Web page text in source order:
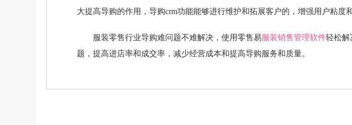
大提高导购的作用，导购crm功能能够进行维护和拓展客户的，增强用户粘度
服装零售行业导购难问题不难解决，使用零售易服装销售管理软件轻松解
题，提高进店率和成交率，减少经营成本和提高导购服务和质量。